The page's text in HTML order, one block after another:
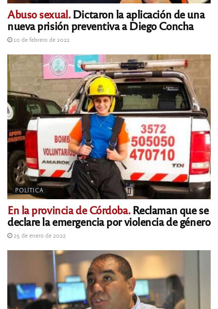
Abuso sexual.Dictaron la aplicación de una
nueva prisión preventiva a Diego Concha
10 de febrero de 2022
POLÍTICA
En la provincia de Córdoba.Reclaman que se
declare la emergencia por violencia de género
25 de enero de 2022